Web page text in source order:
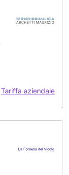
Tariffa aziendale